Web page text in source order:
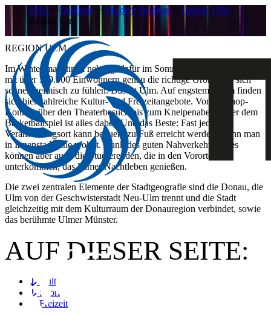
THU Studium Vor dem Studium
Darum THU
Region Ulm
REGION ULM
​​​Im Winter manchmal nebelig, dafür im Sommer umso schöner und
mit über 129.000 Einwohnern genau die richtige Größe, um sich
schnell heimisch zu fühlen: Das ist Ulm. Auf engstem Raum finden
sich hier zahlreiche Kultur- und Freizeitangebote. Vom Hiphop-
Konzert über den Theaterbesuch bis zum Kneipenabend oder dem
Basketballspiel ist alles dabei. Und das Beste: Fast jeder
Veranstaltungsort kann bequem zu Fuß erreicht werden, wenn man
in Innenstadtnähe wohnt. Dank des guten Nahverkehrsnetzes
können aber auch die Studierenden, die in den Vororten
unterkommen, das Ulmer Nachtleben genießen.
Die zwei zentralen Elemente der Stadtgeografie sind die Donau, die
Ulm von der Geschwisterstadt Neu-Ulm trennt und die Stadt
gleichzeitig mit dem Kulturraum der Donauregion verbindet, sowie
das berühmte Ulmer Münster.
AUF DIESER SEITE:
Kultur
Sport
Freizeit